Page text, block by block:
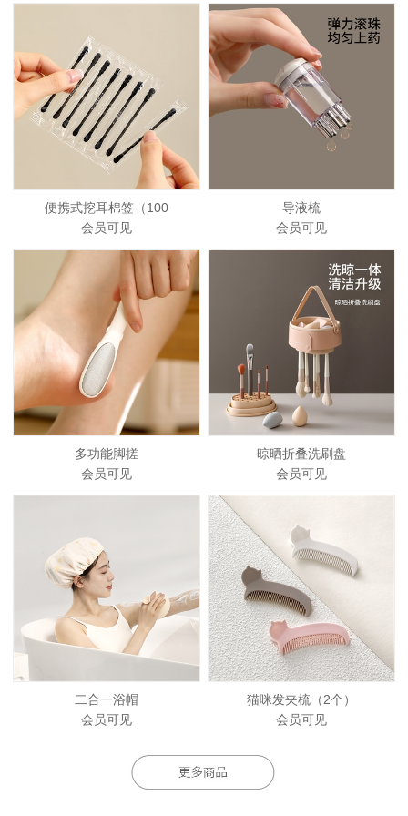
便携式挖耳棉签（100
会员可见
导液梳
会员可见
多功能脚搓
会员可见
晾晒折叠洗刷盘
会员可见
二合一浴帽
会员可见
猫咪发夹梳（2个）
会员可见